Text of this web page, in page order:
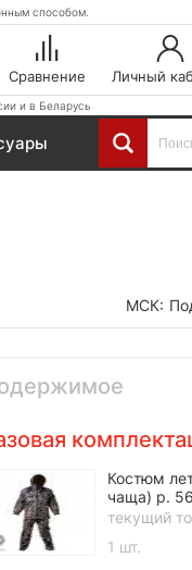
способом.
Сравнение Личный
и в Беларусь
МСК:
Костюм
чаща) р.
текущий
1 шт.